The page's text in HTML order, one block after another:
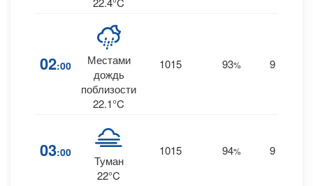
02:00
Местами
дождь
поблизости
22.1°C
1015 93% 9
03:00
Туман
22°C
1015 94% 9